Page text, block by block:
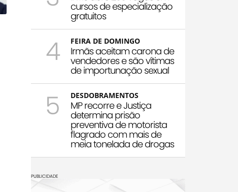
cursos de especialização
gratuitos
4 FEIRA DE DOMINGO
Irmãs aceitam carona de
vendedores e são vítimas
de importunação sexual
5 DESDOBRAMENTOS
MP recorre e Justiça
determina prisão
preventiva de motorista
flagrado com mais de
meia tonelada de drogas
PUBLICIDADE